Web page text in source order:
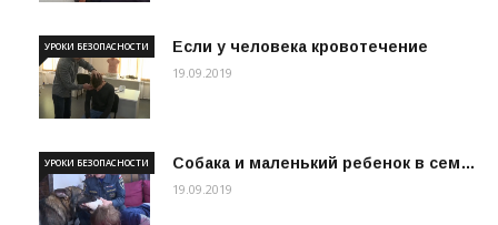
Если у человека кровотечение
УРОКИ БЕЗОПАСНОСТИ
19.09.2019
Собака и маленький ребенок в сем…
УРОКИ БЕЗОПАСНОСТИ
19.09.2019